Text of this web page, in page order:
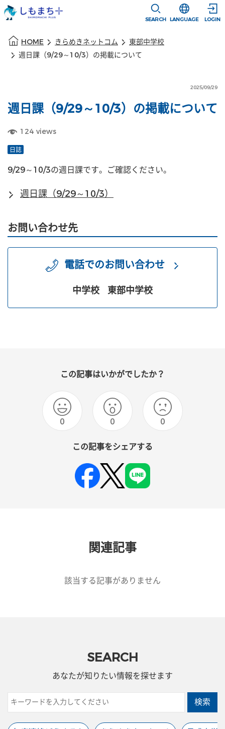
SEARCH
選択すると言
LANGUAGE LOGIN
HOME きらめきネットコム
東部中学校
週日課（9/29～10/3）の掲載について
2025/09/29
週日課（9/29～10/3）の掲載について
124 views
日誌
9/29～10/3の週日課です。ご確認ください。
週日課（9/29～10/3）
お問い合わせ先
電話でのお問い合わせ
中学校 東部中学校
この記事はいかがでしたか？
0 0 0
この記事をシェアする
関連記事
該当する記事がありません
SEARCH
あなたが知りたい情報を探せます
検索